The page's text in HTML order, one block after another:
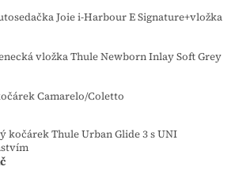
Joie i-Harbour E Signature+vložka
vložka Thule Newborn Inlay Soft Grey
Camarelo/Coletto
kočárek Thule Urban Glide 3 s UNI